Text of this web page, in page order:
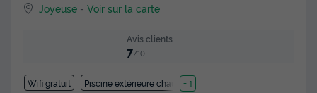
Joyeuse -Voir sur la carte
Avis clients
7/10
Wifi gratuit Piscine extérieure chauffée
+ 1